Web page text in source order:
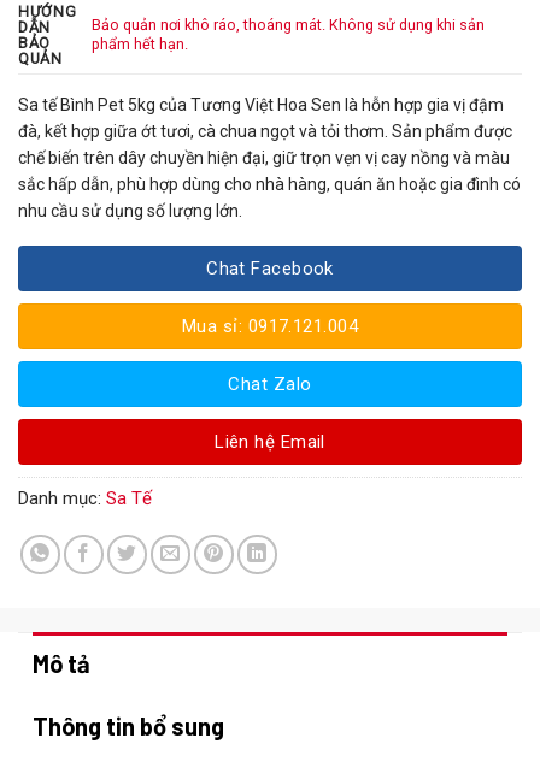
HƯỚNG
DẪN
BẢO
QUẢN
Bảo quản nơi khô ráo, thoáng mát. Không sử dụng khi sản
phẩm hết hạn.
Sa tế Bình Pet 5kg của Tương Việt Hoa Sen là hỗn hợp gia vị đậm
đà, kết hợp giữa ớt tươi, cà chua ngọt và tỏi thơm. Sản phẩm được
chế biến trên dây chuyền hiện đại, giữ trọn vẹn vị cay nồng và màu
sắc hấp dẫn, phù hợp dùng cho nhà hàng, quán ăn hoặc gia đình có
nhu cầu sử dụng số lượng lớn.
Chat Facebook
Mua sỉ: 0917.121.004
Chat Zalo
Liên hệ Email
Danh mục: Sa Tế
Mô tả
Thông tin bổ sung